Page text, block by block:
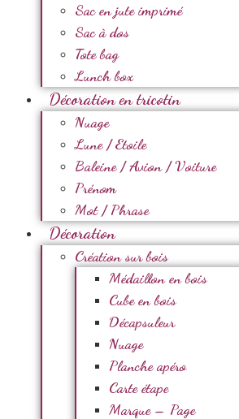
Sac en jute imprimé
Sac à dos
Tote bag
Lunch box
Décoration en tricotin
Nuage
Lune / Etoile
Baleine / Avion / Voiture
Prénom
Mot / Phrase
Décoration
Création sur bois
Médaillon en bois
Cube en bois
Décapsuleur
Nuage
Planche apéro
Carte étape
Marque – Page